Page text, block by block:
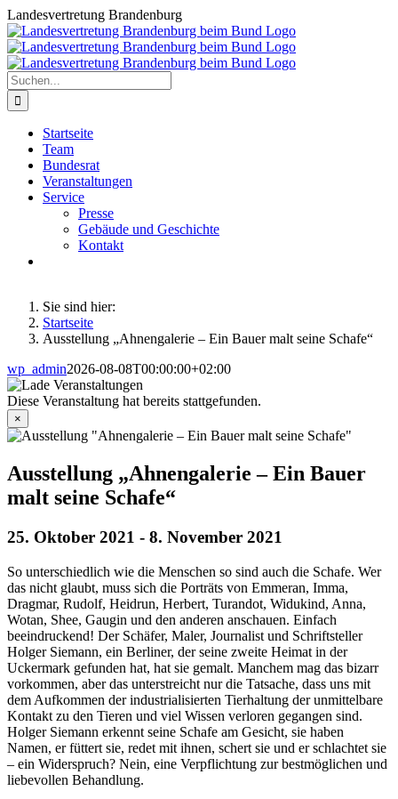
Zum
Inhalt
springen
Landesvertretung Brandenburg
Suche
nach:
Startseite
Team
Bundesrat
Veranstaltungen
Service
Presse
Gebäude und Geschichte
Kontakt
Sie sind hier:
Startseite
Ausstellung „Ahnengalerie – Ein Bauer malt seine Schafe“
wp_admin2026-08-08T00:00:00+02:00
Diese Veranstaltung hat bereits stattgefunden.
×
Ausstellung „Ahnengalerie – Ein Bauer
malt seine Schafe“
25. Oktober 2021 - 8. November 2021
So unterschiedlich wie die Menschen so sind auch die Schafe. Wer
das nicht glaubt, muss sich die Porträts von Emmeran, Imma,
Dragmar, Rudolf, Heidrun, Herbert, Turandot, Widukind, Anna,
Wotan, Shee, Gaugin und den anderen anschauen. Einfach
beeindruckend! Der Schäfer, Maler, Journalist und Schriftsteller
Holger Siemann, ein Berliner, der seine zweite Heimat in der
Uckermark gefunden hat, hat sie gemalt. Manchem mag das bizarr
vorkommen, aber das unterstreicht nur die Tatsache, dass uns mit
dem Aufkommen der industrialisierten Tierhaltung der unmittelbare
Kontakt zu den Tieren und viel Wissen verloren gegangen sind.
Holger Siemann erkennt seine Schafe am Gesicht, sie haben
Namen, er füttert sie, redet mit ihnen, schert sie und er schlachtet sie
– ein Widerspruch? Nein, eine Verpflichtung zur bestmöglichen und
liebevollen Behandlung.